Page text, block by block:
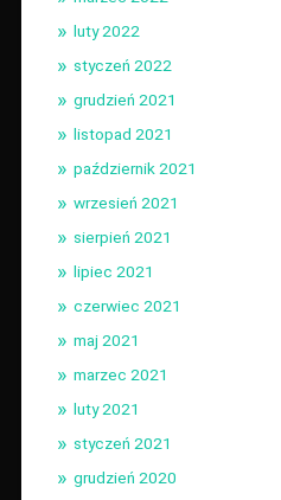
luty 2022
styczeń 2022
grudzień 2021
listopad 2021
październik 2021
wrzesień 2021
sierpień 2021
lipiec 2021
czerwiec 2021
maj 2021
marzec 2021
luty 2021
styczeń 2021
grudzień 2020